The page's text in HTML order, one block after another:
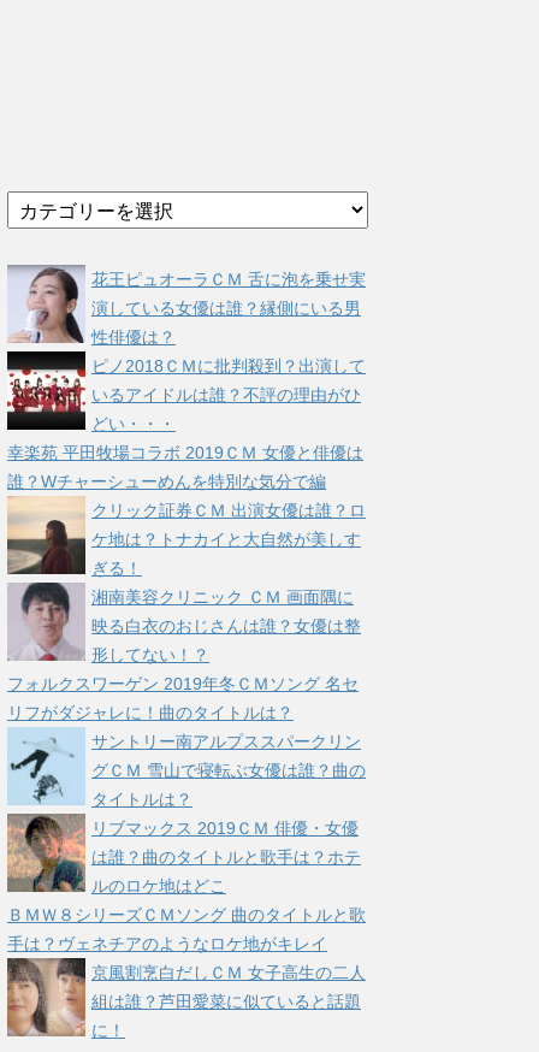
テ
リ
花王ピュオーラＣＭ 舌に泡を乗せ実
演している女優は誰？縁側にいる男
性俳優は？
ピノ2018ＣＭに批判殺到？出演して
いるアイドルは誰？不評の理由がひ
どい・・・
幸楽苑 平田牧場コラボ 2019ＣＭ 女優と俳優は
誰？Wチャーシューめんを特別な気分で編
クリック証券ＣＭ 出演女優は誰？ロ
ケ地は？トナカイと大自然が美しす
ぎる！
湘南美容クリニック ＣＭ 画面隅に
映る白衣のおじさんは誰？女優は整
形してない！？
フォルクスワーゲン 2019年冬ＣＭソング 名セ
リフがダジャレに！曲のタイトルは？
サントリー南アルプススパークリン
グＣＭ 雪山で寝転ぶ女優は誰？曲の
タイトルは？
リブマックス 2019ＣＭ 俳優・女優
は誰？曲のタイトルと歌手は？ホテ
ルのロケ地はどこ
ＢＭＷ８シリーズＣＭソング 曲のタイトルと歌
手は？ヴェネチアのようなロケ地がキレイ
京風割烹白だしＣＭ 女子高生の二人
組は誰？芦田愛菜に似ていると話題
に！